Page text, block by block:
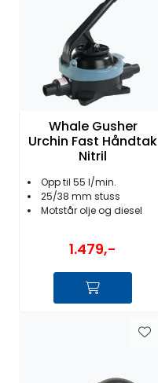
Whale Gusher
Urchin Fast Håndtak
Nitril
Opp til 55 l/min.
25/38 mm stuss
Motstår olje og diesel
1.479,-